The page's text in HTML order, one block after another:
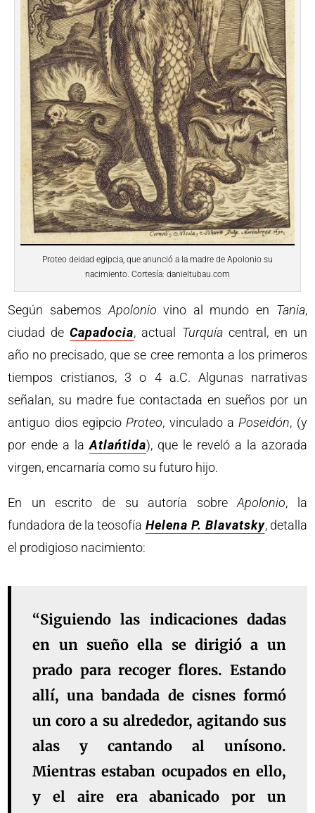
Proteo deidad egipcia, que anunció a la madre de Apolonio su
nacimiento. Cortesía: danieltubau.com
Según sabemosApolonio vino al mundo en Tania,
ciudad deCapadocia, actual Turquíacentral, en un
año no precisado, que se cree remonta a los primeros
tiempos cristianos, 3 o 4 a.C. Algunas narrativas
señalan, su madre fue contactada en sueños por un
antiguo dios egipcioProteo, vinculado aPoseidón, (y
por ende a laAtlańtida), que le reveló a la azorada
virgen, encarnaría como su futuro hijo.
En un escrito de su autoría sobreApolonio, la
fundadora de la teosofía Helena P. Blavatsky, detalla
el prodigioso nacimiento:
“Siguiendo las indicaciones dadas
en un sueño ella se dirigió a un
prado para recoger flores. Estando
allí, una bandada de cisnes formó
un coro a su alrededor, agitando sus
alas y cantando al unísono.
Mientras estaban ocupados en ello,
y el aire era abanicado por un